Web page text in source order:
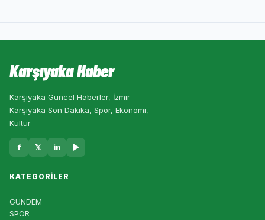
Karşıyaka Haber
Karşıyaka Güncel Haberler, İzmir
Karşıyaka Son Dakika, Spor, Ekonomi,
Kültür
f 𝕏 in ▶
KATEGORILER
GÜNDEM
SPOR